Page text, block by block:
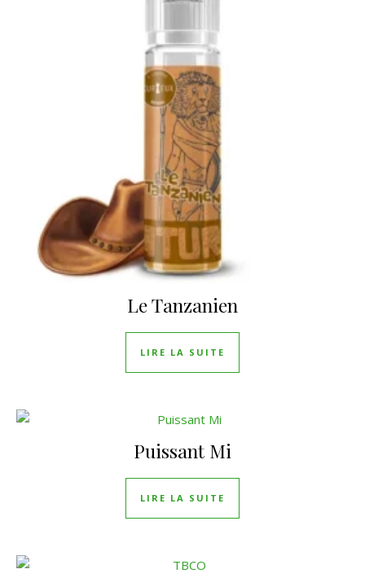
Le Tanzanien
LIRE LA SUITE
Puissant Mi
LIRE LA SUITE